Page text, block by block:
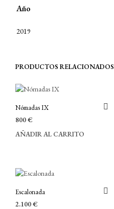
Año
2019
PRODUCTOS RELACIONADOS
Nómadas IX
800€
AÑADIR AL CARRITO
Escalonada
2.100€